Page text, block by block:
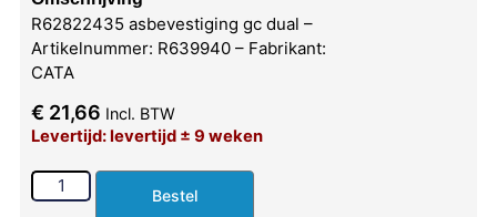
R62822435 asbevestiging gc dual –
Artikelnummer: R639940 – Fabrikant:
CATA
€ 21,66 Incl. BTW
Levertijd: levertijd ± 9 weken
Bestel